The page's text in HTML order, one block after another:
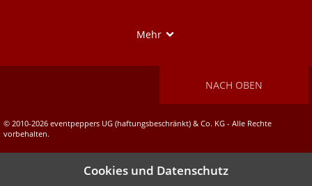
Mehr
NACH OBEN
© 2010-2026 eventpeppers UG (haftungsbeschränkt) & Co. KG - Alle Rechte
vorbehalten.
Cookies und Datenschutz